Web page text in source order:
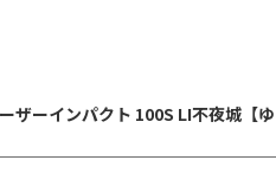
ザーインパクト 100S LI不夜城【